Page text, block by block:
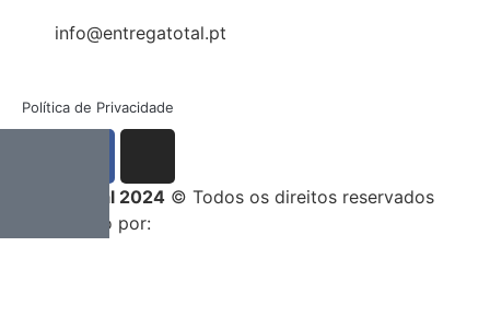
info@entregatotal.pt
Política de Privacidade
Entrega Total 2024 © Todos os direitos reservados
Desenvolvido por: